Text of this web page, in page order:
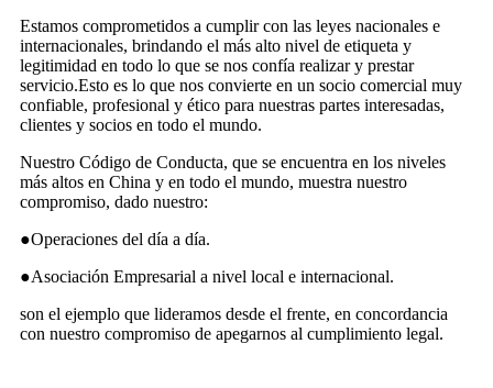
Estamos comprometidos a cumplir con las leyes nacionales e
internacionales, brindando el más alto nivel de etiqueta y
legitimidad en todo lo que se nos confía realizar y prestar
servicio.Esto es lo que nos convierte en un socio comercial muy
confiable, profesional y ético para nuestras partes interesadas,
clientes y socios en todo el mundo.
Nuestro Código de Conducta, que se encuentra en los niveles
más altos en China y en todo el mundo, muestra nuestro
compromiso, dado nuestro:
●Operaciones del día a día.
●Asociación Empresarial a nivel local e internacional.
son el ejemplo que lideramos desde el frente, en concordancia
con nuestro compromiso de apegarnos al cumplimiento legal.